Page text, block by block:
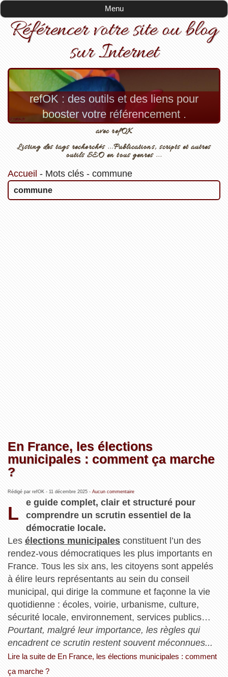
Menu
Référencer votre site ou blog
sur Internet
refOK : des outils et des liens pour
booster votre référencement .
avec refOK
Listing des tags recherchés ...Publications, scripts et autres
outils SEO en tous genres ...
Accueil - Mots clés- commune
commune
En France, les élections
municipales : comment ça marche
?
Rédigé par refOK - 11 décembre 2025- Aucun commentaire
L
e guide complet, clair et structuré pour
comprendre un scrutin essentiel de la
démocratie locale.
Les élections municipalesconstituent l’un des
rendez‑vous démocratiques les plus importants en
France. Tous les six ans, les citoyens sont appelés
à élire leurs représentants au sein du conseil
municipal, qui dirige la commune et façonne la vie
quotidienne : écoles, voirie, urbanisme, culture,
sécurité locale, environnement, services publics…
Pourtant, malgré leur importance, les règles qui
encadrent ce scrutin restent souvent méconnues...
Lire la suite de En France, les élections municipales : comment
ça marche ?